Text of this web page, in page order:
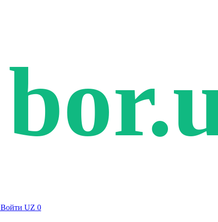
Войти UZ 0